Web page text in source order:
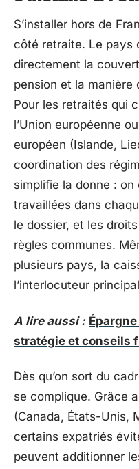
S’installer hors de
côté retraite. Le pays
directement la
pension et la manière
Pour les retraités qui
l’Union européenne
européen (Islande,
coordination des
simplifie la donne :
travaillées dans
le dossier, et les
règles communes.
plusieurs pays, la
l’interlocuteur
A lire aussi :
stratégie et conseils
Dès qu’on sort du
se complique. Grâce
(Canada, États-Unis,
certains expatriés
peuvent additionner